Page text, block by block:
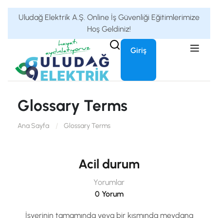
Uludağ Elektrik A.Ş. Online İş Güvenliği Eğitimlerimize
Hoş Geldiniz!
Giriş
Glossary Terms
Ana Sayfa Glossary Terms
Acil durum
Yorumlar
0 Yorum
İşyerinin tamamında veya bir kısmında meydana